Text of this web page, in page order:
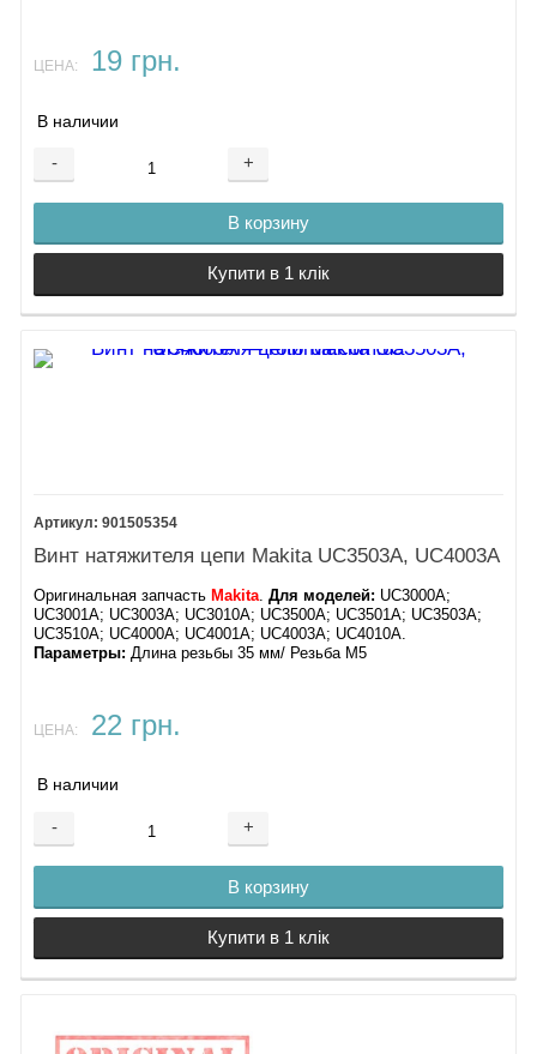
ЦЕНА: 19 грн.
В наличии
- +
В корзину
Купити в 1 клік
901505354
Винт натяжителя цепи Makita UC3503A, UC4003A
Оригинальная запчасть Makita. Для моделей: UC3000A;
UC3001A; UC3003A; UC3010A; UC3500A; UC3501A; UC3503A;
UC3510A; UC4000A; UC4001A; UC4003A; UC4010A.
Параметры: Длина резьбы 35 мм/ Резьба M5
ЦЕНА: 22 грн.
В наличии
- +
В корзину
Купити в 1 клік